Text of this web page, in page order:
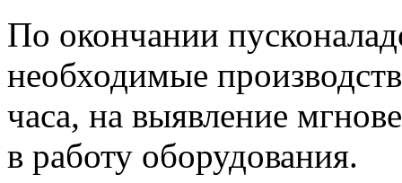
По окончании
необходимые
часа, на выявление
в работу оборудования.